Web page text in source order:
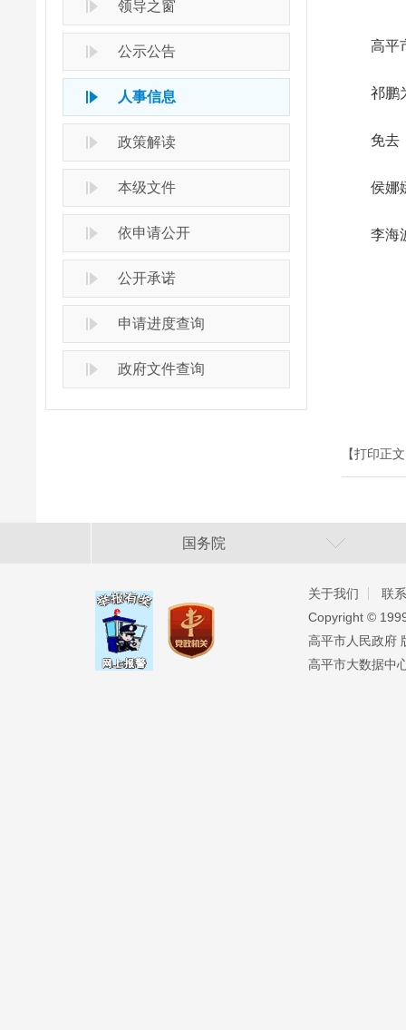
领导之窗
公示公告
人事信息
政策解读
本级文件
依申请公开
公开承诺
申请进度查询
政府文件查询
高平市
祁鹏为
免去
侯娜娜
李海波
【打印正
国务院
关于我们
联
Copyright ©️
高平市人民政府
高平市大数据